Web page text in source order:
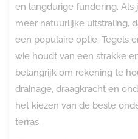
en langdurige fundering. Als
meer natuurlijke uitstraling,
een populaire optie. Tegels
wie houdt van een strakke
belangrijk om rekening te
drainage, draagkracht en
het kiezen van de beste
terras.